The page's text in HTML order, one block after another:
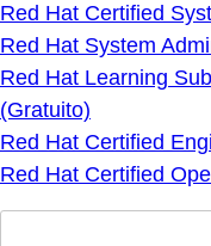
Red Hat Certified
Red Hat System
Red Hat Learning
(Gratuito)
Red Hat Certified
Red Hat Certified